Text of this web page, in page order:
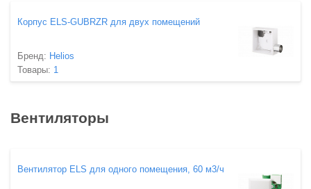
Корпус ELS-GUBRZR для двух помещений
Бренд: Helios
Товары: 1
Вентиляторы
Вентилятор ELS для одного помещения, 60 м3/ч